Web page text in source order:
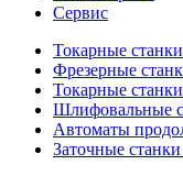
Сервис
Токарные
Фрезерные
Токарные
Шлифовальные
Автоматы
Заточные